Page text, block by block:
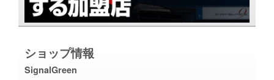
ショップ情報
SignalGreen